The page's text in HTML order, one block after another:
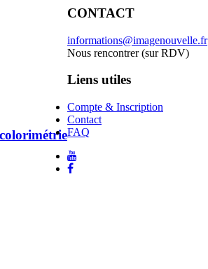
CONTACT
informations@imagenouvelle.fr
Nous rencontrer (sur RDV)
Liens utiles
Compte & Inscription
Contact
FAQ